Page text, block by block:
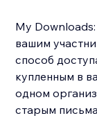
My
вашим
способ
купленным в
одном
старым